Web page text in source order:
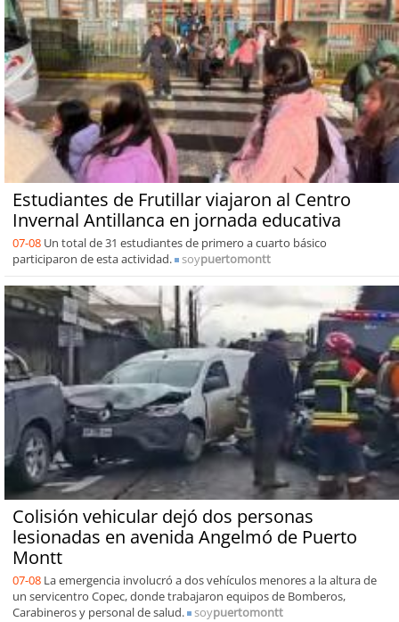
Estudiantes de Frutillar viajaron al Centro
Invernal Antillanca en jornada educativa
07-08 Un total de 31 estudiantes de primero a cuarto básico
participaron de esta actividad.
soypuertomontt
Colisión vehicular dejó dos personas
lesionadas en avenida Angelmó de Puerto
Montt
07-08 La emergencia involucró a dos vehículos menores a la altura de
un servicentro Copec, donde trabajaron equipos de Bomberos,
Carabineros y personal de salud.
soypuertomontt